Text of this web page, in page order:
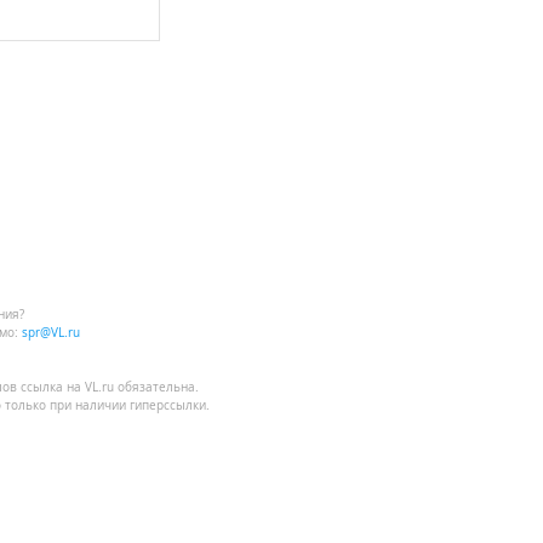
spr@VL.ru
ссылка на VL.ru обязательна.
при наличии гиперссылки.